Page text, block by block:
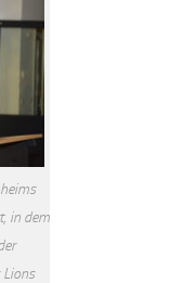
in dem
Lions